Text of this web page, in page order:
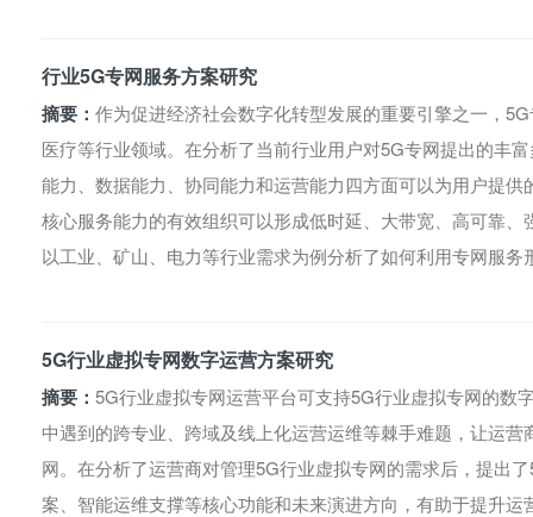
行业5G专网服务方案研究
摘要： 作为促进经济社会数字化转型发展的重要引擎之一，
医疗等行业领域。在分析了当前行业用户对5G专网提出的丰
能力、数据能力、协同能力和运营能力四方面可以为用户提
核心服务能力的有效组织可以形成低时延、大带宽、高可靠
以工业、矿山、电力等行业需求为例分析了如何利用专网服务
5G行业虚拟专网数字运营方案研究
摘要： 5G行业虚拟专网运营平台可支持5G行业虚拟专网的数
中遇到的跨专业、跨域及线上化运营运维等棘手难题，让运
网。在分析了运营商对管理5G行业虚拟专网的需求后，提出
案、智能运维支撑等核心功能和未来演进方向，有助于提升